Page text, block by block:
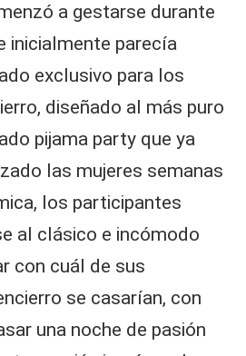
a gestarse durante
inicialmente parecía
exclusivo para los
diseñado al más puro
pijama party que ya
las mujeres semanas
los participantes
al clásico e incómodo
con cuál de sus
se casarían, con
una noche de pasión